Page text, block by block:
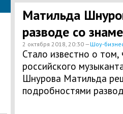
Матильда
разводе со
2 октября 2018, 20:30 —Шоу-
Стало известно о
российского
Шнурова Матильда
подробностями